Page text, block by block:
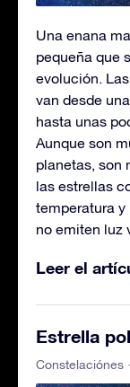
Una enana
pequeña que
evolución.
van desde
hasta unas
Aunque son
planetas, son
las estrellas
temperatura y
no emiten luz
Leer el
Estrella
Constelaciónes